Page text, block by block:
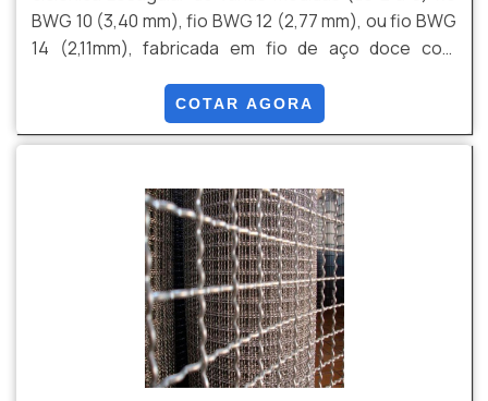
BWG 10 (3,40 mm), fio BWG 12 (2,77 mm), ou fio BWG
14 (2,11mm), fabricada em fio de aço doce com
acordo com a NBR 5589, galvanizado por imersão em
banho de zinco antes de tecer a malha, com uma
NBR 6331, com acabamento lateral de pontas
COTAR AGORA